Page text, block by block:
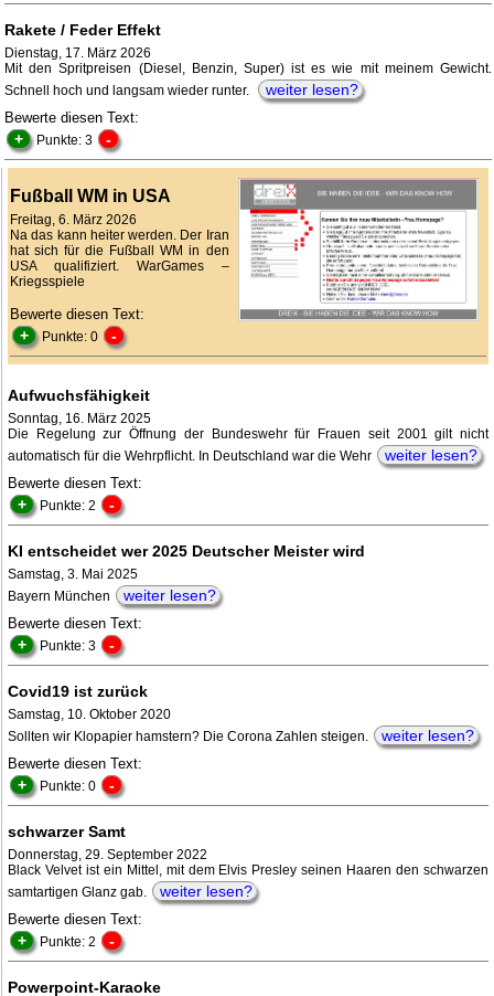
Rakete / Feder Effekt
Dienstag, 17. März 2026
Mit den Spritpreisen (Diesel, Benzin, Super) ist es wie mit meinem Gewicht.
Schnell hoch und langsam wieder runter.
weiter lesen?
Bewerte diesen Text:
+ Punkte: 3 -
Fußball WM in USA
Freitag, 6. März 2026
Na das kann heiter werden. Der Iran
hat sich für die Fußball WM in den
USA qualifiziert. WarGames –
Kriegsspiele
Bewerte diesen Text:
+ Punkte: 0 -
Aufwuchsfähigkeit
Sonntag, 16. März 2025
Die Regelung zur Öffnung der Bundeswehr für Frauen seit 2001 gilt nicht
automatisch für die Wehrpflicht. In Deutschland war die Wehr
weiter lesen?
Bewerte diesen Text:
+ Punkte: 2 -
KI entscheidet wer 2025 Deutscher Meister wird
Samstag, 3. Mai 2025
Bayern München
weiter lesen?
Bewerte diesen Text:
+ Punkte: 3 -
Covid19 ist zurück
Samstag, 10. Oktober 2020
Sollten wir Klopapier hamstern? Die Corona Zahlen steigen.
weiter lesen?
Bewerte diesen Text:
+ Punkte: 0 -
schwarzer Samt
Donnerstag, 29. September 2022
Black Velvet ist ein Mittel, mit dem Elvis Presley seinen Haaren den schwarzen
samtartigen Glanz gab.
weiter lesen?
Bewerte diesen Text:
+ Punkte: 2 -
Powerpoint-Karaoke